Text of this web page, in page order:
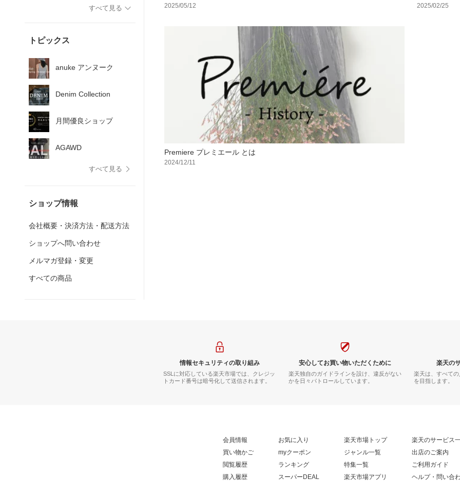
すべて見る
トピックス
anuke アンヌーク
Denim Collection
月間優良ショップ
AGAWD
すべて見る
ショップ情報
会社概要・決済方法・配送方法
ショップへ問い合わせ
メルマガ登録・変更
すべての商品
2025/05/12 2025/02/25
Premiere プレミエール とは
2024/12/11
情報セキュリティの取り組み
SSLに対応している楽天市場では、クレジッ
トカード番号は暗号化して送信されます。
安心してお買い物いただくために
楽天独自のガイドラインを設け、違反がない
かを日々パトロールしています。
楽天の
楽天は、すべて
を目指します。
会員情報
買い物かご
閲覧履歴
購入履歴
お気に入り
myクーポン
ランキング
スーパーDEAL
楽天市場トップ
ジャンル一覧
特集一覧
楽天市場アプリ
楽天のサービス
出店のご案内
ご利用ガイド
ヘルプ・問い合